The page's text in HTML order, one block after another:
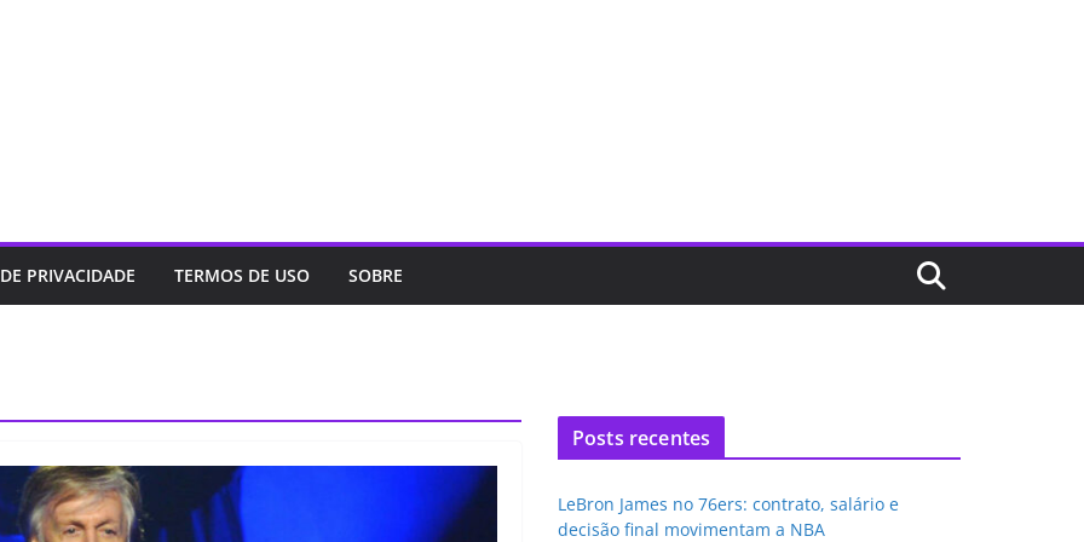
PRIVACIDADE TERMOS DE USO SOBRE
Posts recentes
LeBron James no 76ers: contrato, salário e
decisão final movimentam a NBA